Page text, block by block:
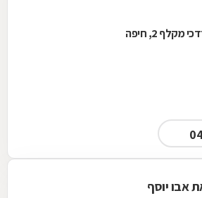
מקלף 2, חיפה
אבו יוסף